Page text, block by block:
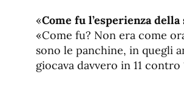
«Come fu l’esperienza della
«Come fu? Non era come
sono le panchine, in quegli
giocava davvero in 11 contro